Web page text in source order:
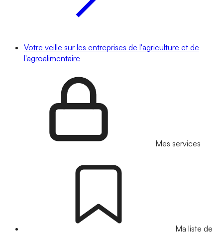
Votre veille sur les entreprises de l'agriculture et de
l'agroalimentaire
Mes services
Ma liste de